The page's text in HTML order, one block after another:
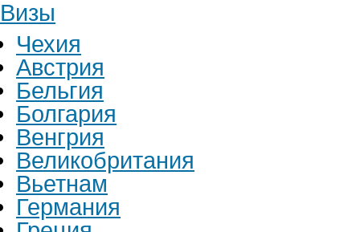
Визы
Чехия
Австрия
Бельгия
Болгария
Венгрия
Великобритания
Вьетнам
Германия